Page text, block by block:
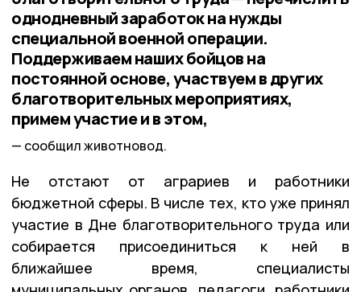
однодневный заработок на нужды
специальной военной операции.
Поддерживаем наших бойцов на
постоянной основе, участвуем в других
благотворительных мероприятиях,
примем участие и в этом,
сообщил животновод.
Не отстают от аграриев и работники
бюджетной сферы. В числе тех, кто уже принял
участие в Дне благотворительного труда или
собирается присоединиться к ней в
ближайшее время, специалисты